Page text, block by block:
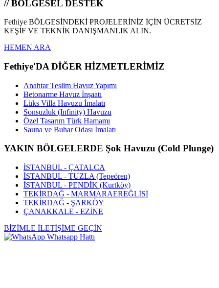
// BÖLGESEL DESTEK
Fethiye BÖLGESİNDEKİ PROJELERİNİZ İÇİN ÜCRETSİZ
KEŞİF VE TEKNİK DANIŞMANLIK ALIN.
HEMEN ARA
Fethiye'DA DİĞER HİZMETLERİMİZ
Anahtar Teslim Havuz Yapımı
Betonarme Havuz İnşaatı
Lüks Villa Havuzu İmalatı
Sonsuzluk (Infinity) Havuzu
Özel Tasarım Türk Hamamı
Sauna ve Buhar Odası İmalatı
YAKIN BÖLGELERDE Şok Havuzu (Cold Plunge)
İSTANBUL - ÇATALCA
İSTANBUL - TUZLA (Tepeören)
İSTANBUL - PENDİK (Kurtköy)
TEKİRDAĞ - MARMARAEREĞLİSİ
TEKİRDAĞ - ŞARKÖY
ÇANAKKALE - EZİNE
BİZİMLE İLETİŞİME GEÇİN
Whatsapp Hattı